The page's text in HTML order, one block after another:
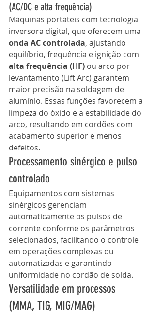
(AC/DC e alta frequência)
Máquinas portáteis com tecnologia
inversora digital, que oferecem uma
onda AC controlada, ajustando
equilíbrio, frequência e ignição com
alta frequência (HF) ou arco por
levantamento (Lift Arc) garantem
maior precisão na soldagem de
alumínio. Essas funções favorecem a
limpeza do óxido e a estabilidade do
arco, resultando em cordões com
acabamento superior e menos
defeitos.
Processamento sinérgico e pulso
Equipamentos com sistemas
sinérgicos gerenciam
automaticamente os pulsos de
corrente conforme os parâmetros
selecionados, facilitando o controle
em operações complexas ou
automatizadas e garantindo
uniformidade no cordão de solda.
Versatilidade em processos
(MMA, TIG, MIG/MAG)